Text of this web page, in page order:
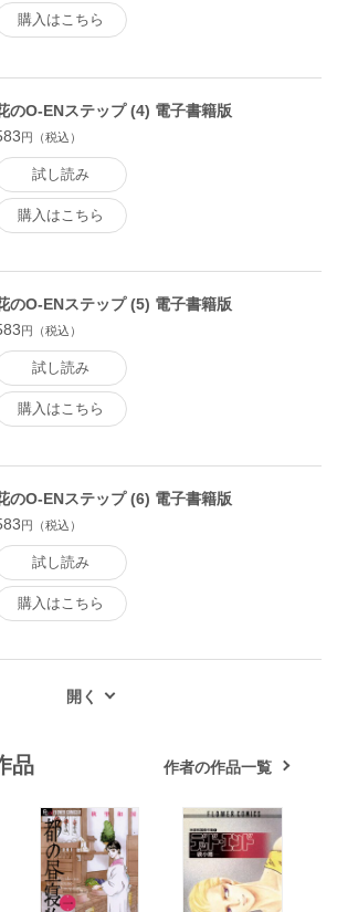
購入はこちら
のO-ENステップ (4) 電子書籍版
円（税込）
試し読み
購入はこちら
のO-ENステップ (5) 電子書籍版
円（税込）
試し読み
購入はこちら
のO-ENステップ (6) 電子書籍版
円（税込）
試し読み
購入はこちら
品 作者の作品一覧